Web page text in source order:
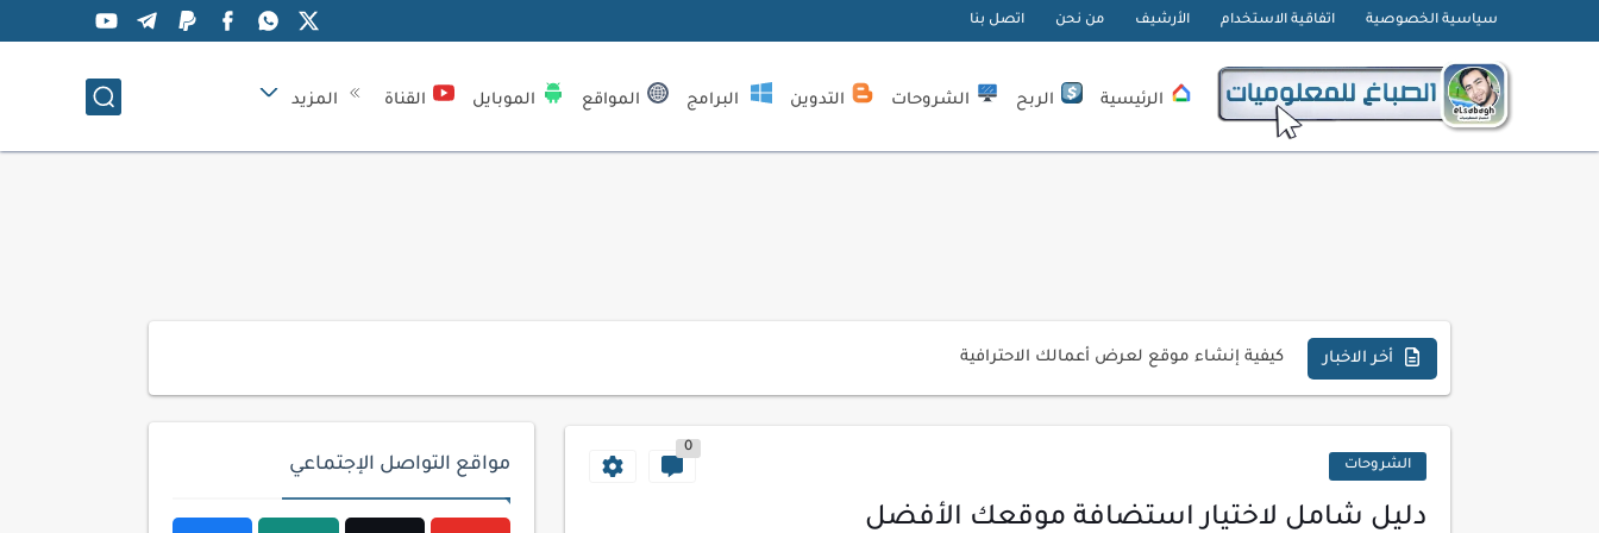
سياسية الخصوصية اتفاقية الاستخدام الأرشيف من نحن اتصل بنا
الرئيسية الربح الشروحات التدوين البرامج المواقع الموبايل القناة المزيد
أخر الاخبار
تحميل تطبيق دمج الصور | Velura Studio
أسرار اختيار لوحة مفاتيح تناسب عملك اليومي
كيف تستفيد من تقنيات التعلم الآلي لتحليل بيانات الزوار
الشروحات
0
دليل شامل لاختيار استضافة موقعك الأفضل
مواقع التواصل الإجتماعي